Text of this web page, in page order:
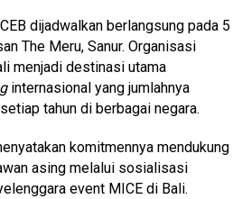
dijadwalkan berlangsung pada 5
The Meru, Sanur. Organisasi
menjadi destinasi utama
internasional yang jumlahnya
tahun di berbagai negara.
komitmennya mendukung
asing melalui sosialisasi
event MICE di Bali.